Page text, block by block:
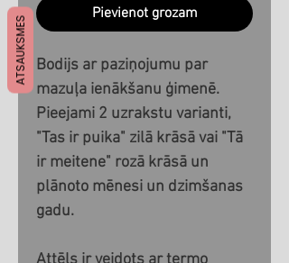
Pievienot grozam
Bodijs ar paziņojumu par
mazuļa ienākšanu ģimenē.
Pieejami 2 uzrakstu varianti,
"Tas ir puika" zilā krāsā vai "Tā
ir meitene" rozā krāsā un
plānoto mēnesi un dzimšanas
gadu.
ATSAUKSMES